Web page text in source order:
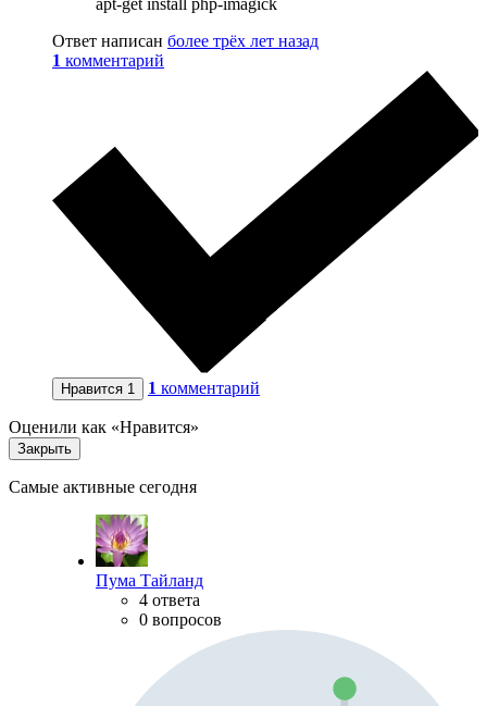
Ответ написан более трёх лет назад
1 комментарий
Нравится 1 1 комментарий
Оценили как «Нравится»
Закрыть
Самые активные сегодня
Пума Тайланд
4 ответа
0 вопросов